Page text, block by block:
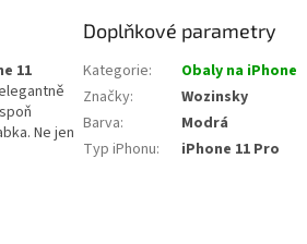
11
Ne jen
Doplňkové parametry
Kategorie:
Obaly na iPhone
Značky:
Wozinsky
Barva:
Modrá
Typ iPhonu: iPhone 11 Pro